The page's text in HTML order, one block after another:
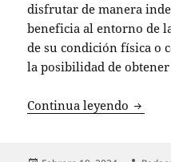
disfrutar de manera
beneficia al entorno de
de su condición física o
la posibilidad de
Continua leyendo